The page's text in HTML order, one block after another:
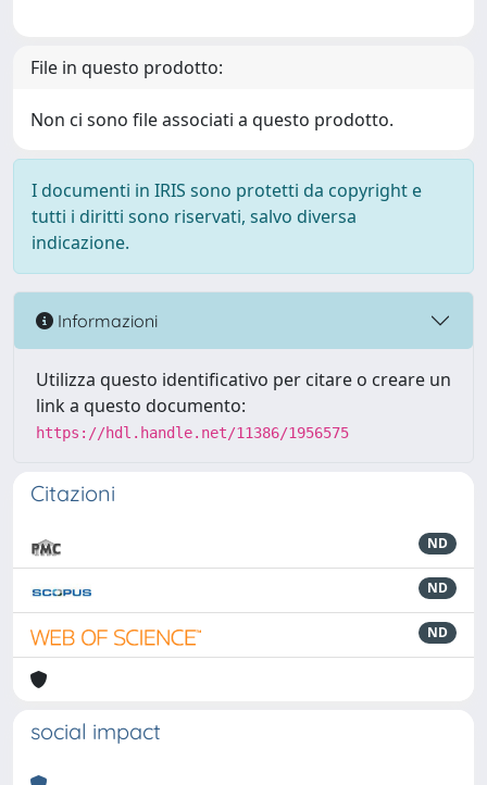
File in questo prodotto:
Non ci sono file associati a questo prodotto.
I documenti in IRIS sono protetti da copyright e
tutti i diritti sono riservati, salvo diversa
indicazione.
Informazioni
Utilizza questo identificativo per citare o creare un
link a questo documento:
https://hdl.handle.net/11386/1956575
Citazioni
ND
ND
ND
social impact